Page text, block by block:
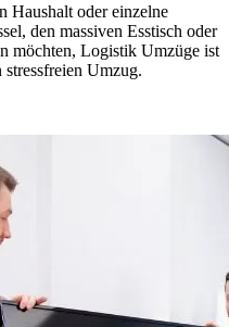
Haushalt oder einzelne
den massiven Esstisch oder
möchten, Logistik Umzüge ist
stressfreien Umzug.